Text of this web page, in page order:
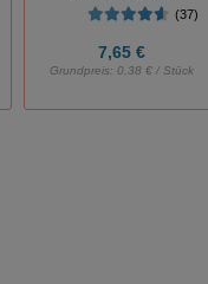
(37)
7,65 €
Grundpreis: 0,38 € / Stück